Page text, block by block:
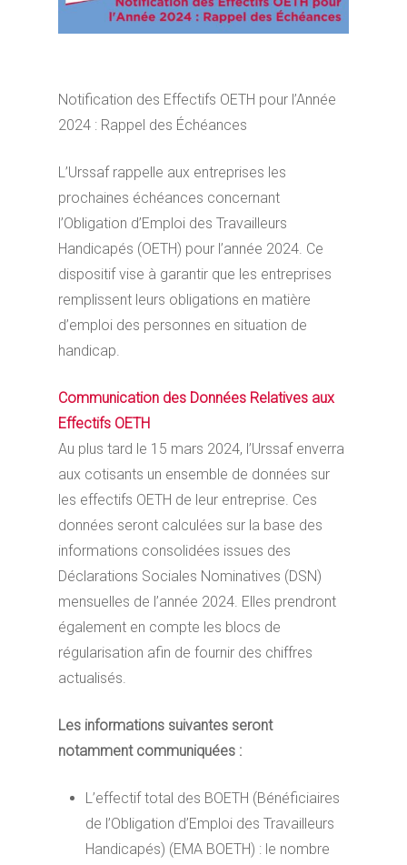
Notification des Effectifs OETH pour l’Année
2024 : Rappel des Échéances
L’Urssaf rappelle aux entreprises les
prochaines échéances concernant
l’Obligation d’Emploi des Travailleurs
Handicapés (OETH) pour l’année 2024. Ce
dispositif vise à garantir que les entreprises
remplissent leurs obligations en matière
d’emploi des personnes en situation de
handicap.
Communication des Données Relatives aux
Effectifs OETH
Au plus tard le 15 mars 2024, l’Urssaf enverra
aux cotisants un ensemble de données sur
les effectifs OETH de leur entreprise. Ces
données seront calculées sur la base des
informations consolidées issues des
Déclarations Sociales Nominatives (DSN)
mensuelles de l’année 2024. Elles prendront
également en compte les blocs de
régularisation afin de fournir des chiffres
actualisés.
Les informations suivantes seront
notamment communiquées :
L’effectif total des BOETH (Bénéficiaires
de l’Obligation d’Emploi des Travailleurs
Handicapés) (EMA BOETH) : le nombre